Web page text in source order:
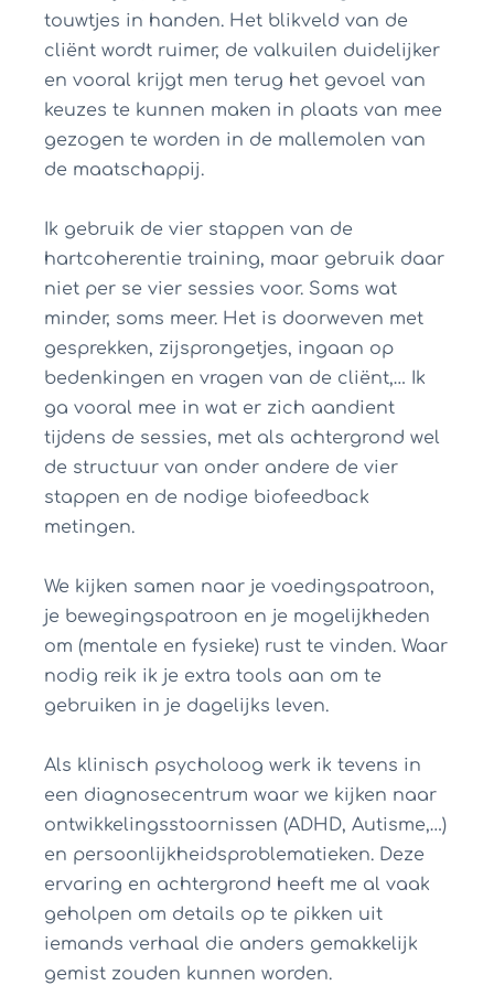
touwtjes in handen. Het blikveld van de
cliënt wordt ruimer, de valkuilen duidelijker
en vooral krijgt men terug het gevoel van
keuzes te kunnen maken in plaats van mee
gezogen te worden in de mallemolen van
de maatschappij.
Ik gebruik de vier stappen van de
hartcoherentie training, maar gebruik daar
niet per se vier sessies voor. Soms wat
minder, soms meer. Het is doorweven met
gesprekken, zijsprongetjes, ingaan op
bedenkingen en vragen van de cliënt,… Ik
ga vooral mee in wat er zich aandient
tijdens de sessies, met als achtergrond wel
de structuur van onder andere de vier
stappen en de nodige biofeedback
metingen.
We kijken samen naar je voedingspatroon,
je bewegingspatroon en je mogelijkheden
om (mentale en fysieke) rust te vinden. Waar
nodig reik ik je extra tools aan om te
gebruiken in je dagelijks leven.
Als klinisch psycholoog werk ik tevens in
een diagnosecentrum waar we kijken naar
ontwikkelingsstoornissen (ADHD, Autisme,…)
en persoonlijkheidsproblematieken. Deze
ervaring en achtergrond heeft me al vaak
geholpen om details op te pikken uit
iemands verhaal die anders gemakkelijk
gemist zouden kunnen worden.